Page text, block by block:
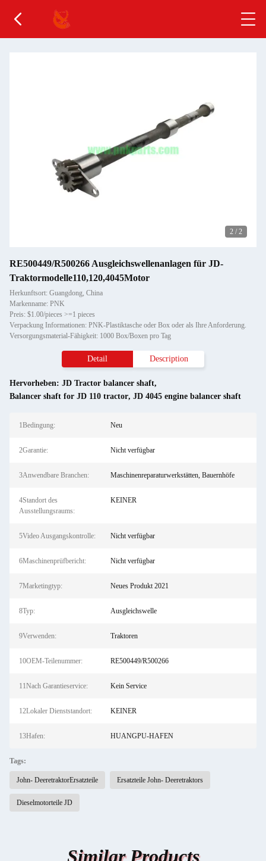
2 / 2
RE500449/R500266 Ausgleichswellenanlagen für JD-
Traktormodelle110,120,4045Motor
Herkunftsort: Guangdong, China
Markenname: PNK
Preis: $1.00/pieces >=1 pieces
Verpackung Informationen: PNK-Plastiktasche oder Box oder als Ihre Anforderung.
Versorgungsmaterial-Fähigkeit: 1000 Box/Boxen pro Tag
Detail Description
Hervorheben: JD Tractor balancer shaft,
Balancer shaft for JD 110 tractor, JD 4045 engine balancer shaft
1Bedingung: Neu
2Garantie: Nicht verfügbar
3Anwendbare Branchen: Maschinenreparaturwerkstätten, Bauernhöfe
4Standort des
Ausstellungsraums:
KEINER
5Video Ausgangskontrolle: Nicht verfügbar
6Maschinenprüfbericht: Nicht verfügbar
7Marketingtyp: Neues Produkt 2021
8Typ: Ausgleichswelle
9Verwenden: Traktoren
10OEM-Teilenummer: RE500449/R500266
11Nach Garantieservice: Kein Service
12Lokaler Dienststandort: KEINER
13Hafen: HUANGPU-HAFEN
Tags:
John- DeeretraktorErsatzteile Ersatzteile John- Deeretraktors
Dieselmotorteile JD
Similar Products